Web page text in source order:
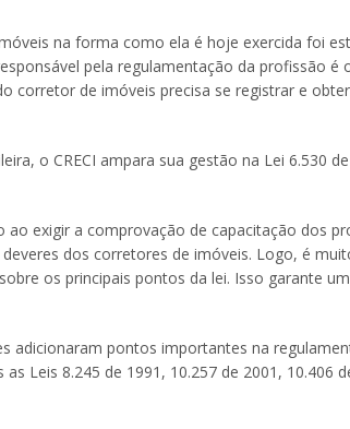
na forma como ela é hoje exercida foi
pela regulamentação da profissão é
corretor de imóveis precisa se registrar e
o CRECI ampara sua gestão na Lei 6.530
exigir a comprovação de capacitação dos
dos corretores de imóveis. Logo, é
os principais pontos da lei. Isso garante
adicionaram pontos importantes na
Leis 8.245 de 1991, 10.257 de 2001, 10.406